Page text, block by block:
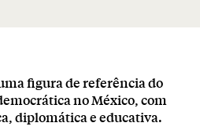
figura de referência do
no México, com
diplomática e educativa.